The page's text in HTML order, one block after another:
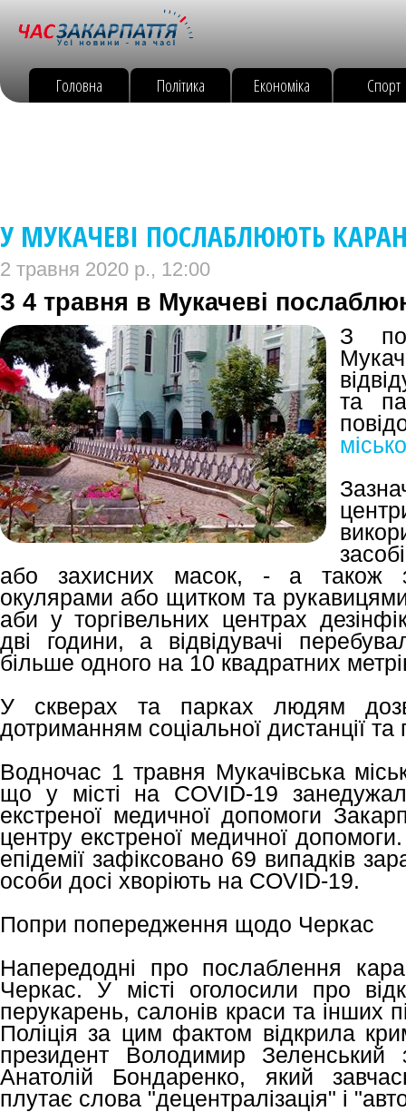
Головна Політика Економіка Спорт
У МУКАЧЕВІ ПОСЛАБЛЮЮТЬ
2 травня 2020 р., 12:00
З 4 травня в Мукачеві
З
та
або захисних масок, - а також
окулярами або щитком та
аби у торгівельних центрах
дві години, а відвідувачі
більше одного на 10 квадратних
У скверах та парках людям
дотриманням соціальної дистанції та
Водночас 1 травня Мукачівська
що у місті на COVID-19
екстреної медичної допомоги
центру екстреної медичної
епідемії зафіксовано 69 випадків
особи досі хворіють на COVID-19.
Попри попередження щодо Черкас
Напередодні про послаблення
Черкас. У місті оголосили про
перукарень, салонів краси та інших
Поліція за цим фактом відкрила
президент Володимир
Анатолій Бондаренко, який
плутає слова "децентралізація" і